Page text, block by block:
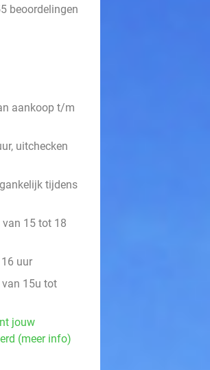
beoordelingen
aankoop t/m
uitchecken
tijdens
15 tot 18
uur
15u tot
jouw
(meer info)